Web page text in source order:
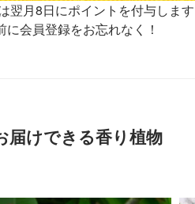
翌月8日にポイントを付与します
に会員登録をお忘れなく！
届けできる香り植物